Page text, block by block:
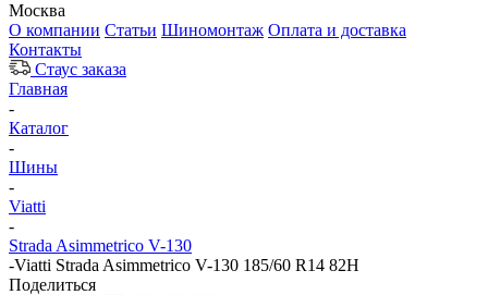
Москва
О компании Статьи Шиномонтаж Оплата и доставка
Контакты
Стаус заказа
Главная
-
Каталог
-
Шины
-
Viatti
-
Strada Asimmetrico V-130
-Viatti Strada Asimmetrico V-130 185/60 R14 82H
Поделиться